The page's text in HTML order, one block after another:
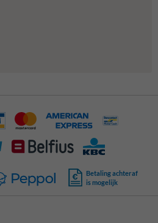
Betaling achteraf
is mogelijk